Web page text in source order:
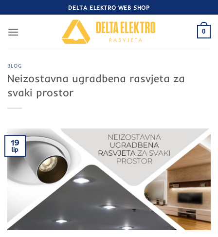
to
content
DELTA ELEKTRO WEB SHOP
0
BLOG
Neizostavna ugradbena rasvjeta za
svaki prostor
19
lip